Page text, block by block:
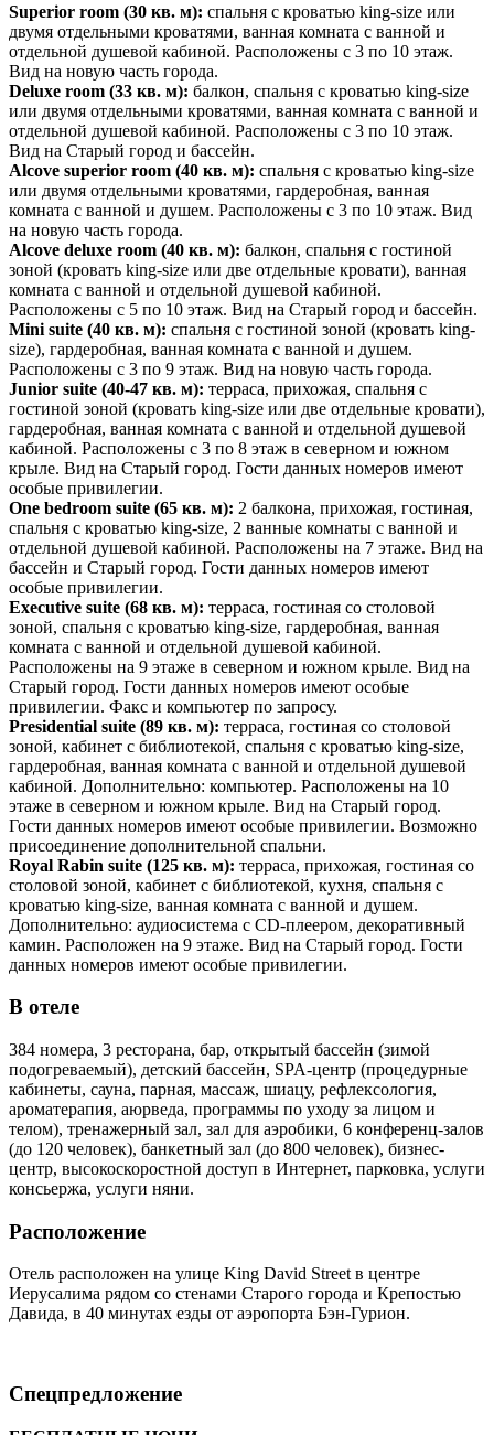
Superior room (30 кв. м): спальня с кроватью king-size или
двумя отдельными кроватями, ванная комната с ванной и
отдельной душевой кабиной. Расположены с 3 по 10 этаж.
Вид на новую часть города.
Deluxe room (33 кв. м): балкон, спальня с кроватью king-size
или двумя отдельными кроватями, ванная комната с ванной и
отдельной душевой кабиной. Расположены с 3 по 10 этаж.
Вид на Старый город и бассейн.
Alcove superior room (40 кв. м): спальня с кроватью king-size
или двумя отдельными кроватями, гардеробная, ванная
комната с ванной и душем. Расположены с 3 по 10 этаж. Вид
на новую часть города.
Alcove deluxe room (40 кв. м): балкон, спальня с гостиной
зоной (кровать king-size или две отдельные кровати), ванная
комната с ванной и отдельной душевой кабиной.
Расположены с 5 по 10 этаж. Вид на Старый город и бассейн.
Mini suite (40 кв. м): спальня с гостиной зоной (кровать king-
size), гардеробная, ванная комната с ванной и душем.
Расположены с 3 по 9 этаж. Вид на новую часть города.
Junior suite (40-47 кв. м): терраса, прихожая, спальня с
гостиной зоной (кровать king-size или две отдельные кровати),
гардеробная, ванная комната с ванной и отдельной душевой
кабиной. Расположены с 3 по 8 этаж в северном и южном
крыле. Вид на Старый город. Гости данных номеров имеют
особые привилегии.
One bedroom suite (65 кв. м): 2 балкона, прихожая, гостиная,
спальня с кроватью king-size, 2 ванные комнаты с ванной и
отдельной душевой кабиной. Расположены на 7 этаже. Вид на
бассейн и Старый город. Гости данных номеров имеют
особые привилегии.
Executive suite (68 кв. м): терраса, гостиная со столовой
зоной, спальня с кроватью king-size, гардеробная, ванная
комната с ванной и отдельной душевой кабиной.
Расположены на 9 этаже в северном и южном крыле. Вид на
Старый город. Гости данных номеров имеют особые
привилегии. Факс и компьютер по запросу.
Presidential suite (89 кв. м): терраса, гостиная со столовой
зоной, кабинет с библиотекой, спальня с кроватью king-size,
гардеробная, ванная комната с ванной и отдельной душевой
кабиной. Дополнительно: компьютер. Расположены на 10
этаже в северном и южном крыле. Вид на Старый город.
Гости данных номеров имеют особые привилегии. Возможно
присоединение дополнительной спальни.
Royal Rabin suite (125 кв. м): терраса, прихожая, гостиная со
столовой зоной, кабинет с библиотекой, кухня, спальня с
кроватью king-size, ванная комната с ванной и душем.
Дополнительно: аудиосистема с CD-плеером, декоративный
камин. Расположен на 9 этаже. Вид на Старый город. Гости
данных номеров имеют особые привилегии.
В отеле
384 номера, 3 ресторана, бар, открытый бассейн (зимой
подогреваемый), детский бассейн, SPA-центр (процедурные
кабинеты, сауна, парная, массаж, шиацу, рефлексология,
ароматерапия, аюрведа, программы по уходу за лицом и
телом), тренажерный зал, зал для аэробики, 6 конференц-залов
(до 120 человек), банкетный зал (до 800 человек), бизнес-
центр, высокоскоростной доступ в Интернет, парковка, услуги
консьержа, услуги няни.
Расположение
Отель расположен на улице King David Street в центре
Иерусалима рядом со стенами Старого города и Крепостью
Давида, в 40 минутах езды от аэропорта Бэн-Гурион.
Спецпредложение